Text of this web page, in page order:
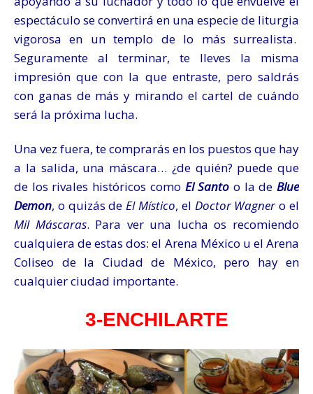
espectáculo se convertirá en una especie de liturgia
vigorosa en un templo de lo más surrealista.
Seguramente al terminar, te lleves la misma
impresión que con la que entraste, pero saldrás
con ganas de más y mirando el cartel de cuándo
será la próxima lucha.
Una vez fuera, te comprarás en los puestos que hay
a la salida, una máscara… ¿de quién? puede que
de los rivales históricos como El Santo o la de Blue
Demon, o quizás deEl Místico, el Doctor Wagnero el
Mil Máscaras. Para ver una lucha os recomiendo
cualquiera de estas dos: el Arena México u el Arena
Coliseo de la Ciudad de México, pero hay en
cualquier ciudad importante.
3-ENCHILARTE